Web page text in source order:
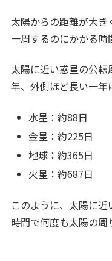
太陽からの距離が大
一周するのにかかる時
太陽に近い惑星の公
年、外側ほど長い一年
水星：約88日
金星：約225日
地球：約365日
火星：約687日
このように、太陽に
時間で何度も太陽の周